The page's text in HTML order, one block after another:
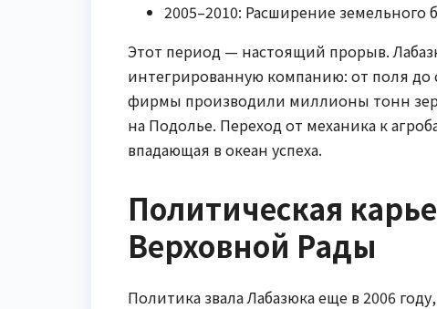
2005–2010: Расширение
Этот период — настоящий прорыв.
интегрированную компанию: от поля
фирмы производили миллионы тонн
на Подолье. Переход от механика к
впадающая в океан успеха.
Политическая
Верховной Рады
Политика звала Лабазюка еще в 2006